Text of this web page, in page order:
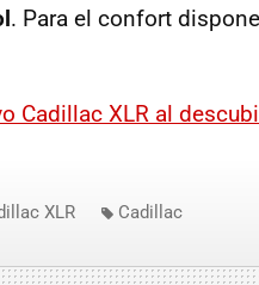
. Para el confort
Cadillac XLR al
XLR Cadillac